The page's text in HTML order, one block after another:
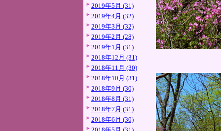
2019年5月 (31)
2019年4月 (32)
2019年3月 (32)
2019年2月 (28)
2019年1月 (31)
2018年12月 (31)
2018年11月 (30)
2018年10月 (31)
2018年9月 (30)
2018年8月 (31)
2018年7月 (31)
2018年6月 (30)